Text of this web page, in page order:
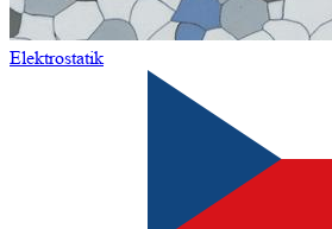
Elektrostatik